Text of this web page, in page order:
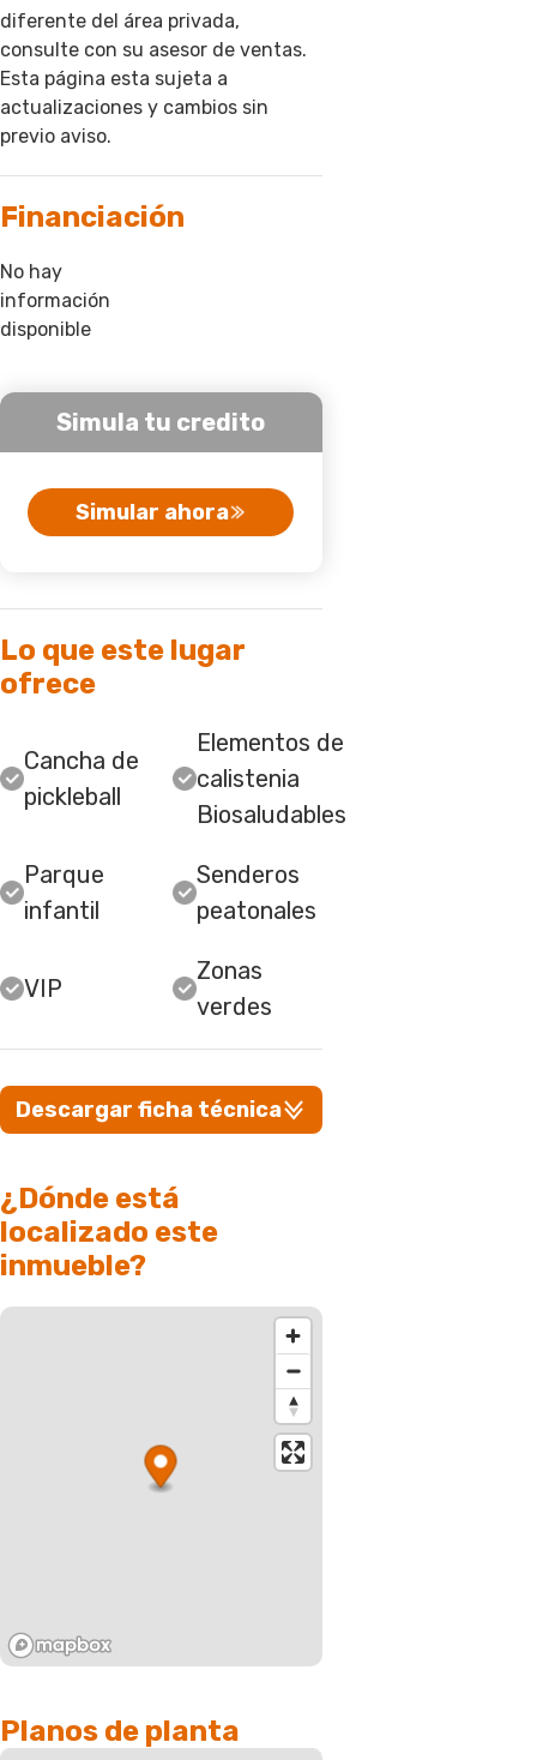
diferente del área privada,
consulte con su asesor de ventas.
Esta página esta sujeta a
actualizaciones y cambios sin
previo aviso.
Financiación
No hay
información
disponible
Simula tu credito
Simular ahora
Lo que este lugar
ofrece
Cancha de
pickleball
Elementos de
calistenia
Biosaludables
Parque
infantil
Senderos
peatonales
VIP
Zonas
verdes
Descargar ficha técnica
¿Dónde está
localizado este
inmueble?
Planos de planta